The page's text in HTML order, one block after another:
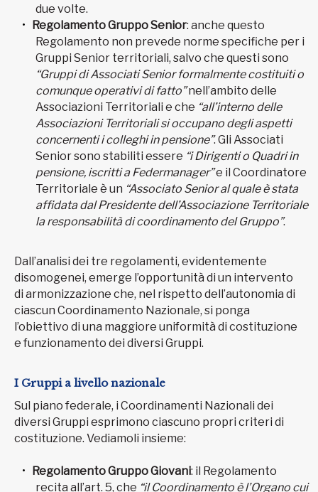
due volte.
Regolamento Gruppo Senior: anche questo
Regolamento non prevede norme specifiche per i
Gruppi Senior territoriali, salvo che questi sono
“Gruppi di Associati Senior formalmente costituiti o
comunque operativi di fatto”nell’ambito delle
Associazioni Territoriali e che “all’interno delle
Associazioni Territoriali si occupano degli aspetti
concernenti i colleghi in pensione”. Gli Associati
Senior sono stabiliti essere “i Dirigenti o Quadri in
pensione, iscritti a Federmanager”e il Coordinatore
Territoriale è un “Associato Senior al quale è stata
affidata dal Presidente dell’Associazione Territoriale
la responsabilità di coordinamento del Gruppo”.
Dall’analisi dei tre regolamenti, evidentemente
disomogenei, emerge l’opportunità di un intervento
di armonizzazione che, nel rispetto dell’autonomia di
ciascun Coordinamento Nazionale, si ponga
l’obiettivo di una maggiore uniformità di costituzione
e funzionamento dei diversi Gruppi.
I Gruppi a livello nazionale
Sul piano federale, i Coordinamenti Nazionali dei
diversi Gruppi esprimono ciascuno propri criteri di
costituzione. Vediamoli insieme:
Regolamento Gruppo Giovani: il Regolamento
recita all’art. 5, che “il Coordinamento è l’Organo cui